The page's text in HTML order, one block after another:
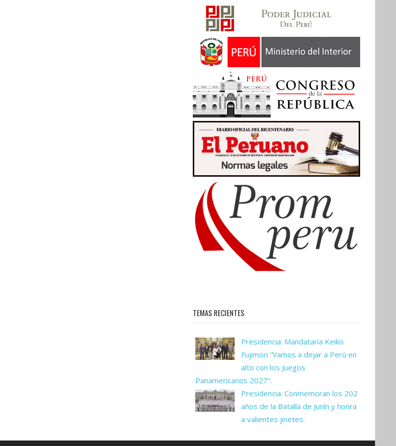
TEMAS RECIENTES
Presidencia: Mandataria Keiko
Fujimori “Vamos a dejar a Perú en
alto con los Juegos
Panamericanos 2027”.
Presidencia: Conmemoran los 202
años de la Batalla de Junín y honra
a valientes jinetes.